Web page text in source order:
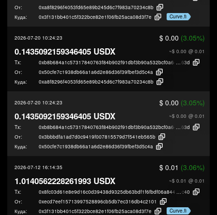
От:
0xa8f8296f4053fd65e89b245d6c7f983a70234c8b
Куда:
0x3f131bb401c5f322bce82e1f06fb25aca08d3f7e Curve.fi
2026-07-20 10:24:23 $ 0.00 (3.05%)
~$ 0.00 @ 0.01
0.1435092159346405 USDX
Tx: 0xb8b684a1c57317840763f84b902f91dbf3b90a532bcf0a645d00baea7b784
63d
От:
0x50cfe7c1938db66a1a6d2e86d36f39fbef3d5c4a
Куда:
0xa8f8296f4053fd65e89b245d6c7f983a70234c8b
2026-07-20 10:24:23 $ 0.00 (3.05%)
~$ 0.00 @ 0.01
0.1435092159346405 USDX
Tx: 0xb8b684a1c57317840763f84b902f91dbf3b90a532bcf0a645d00baea7b784
63d
От:
0x3bbbdfa1ad7d0c9419f007815579d7f541eb565b
Куда:
0x50cfe7c1938db66a1a6d2e86d36f39fbef3d5c4a
2026-07-12 16:14:35 $ 0.01 (3.06%)
~$ 0.01 @ 0.01
1.0140562228261993 USDX
Tx: 0x8fc03d61e8e9d16c0d39438d9325db63bdf1f6fbdf06a8447d5b93e5a2136
c40
От:
0xecd7eef15713997528896cb5db7ec316db4c2101
Куда:
0x3f131bb401c5f322bce82e1f06fb25aca08d3f7e Curve.fi